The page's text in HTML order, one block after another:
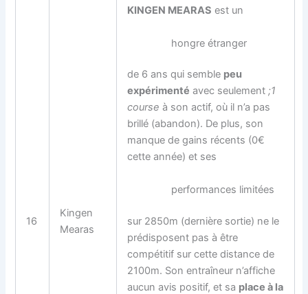
16
Kingen
Mearas
KINGEN MEARAS est un
hongre étranger
de 6 ans qui semble peu
expérimenté avec seulement ;1
course à son actif, où il n’a pas
brillé (abandon). De plus, son
manque de gains récents (0€
cette année) et ses
performances limitées
sur 2850m (dernière sortie) ne le
prédisposent pas à être
compétitif sur cette distance de
2100m. Son entraîneur n’affiche
aucun avis positif, et sa place à la